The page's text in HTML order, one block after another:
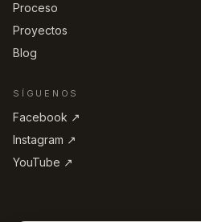
Proceso
Proyectos
Blog
SÍGUENOS
Facebook ↗︎
Instagram ↗︎
YouTube ↗︎